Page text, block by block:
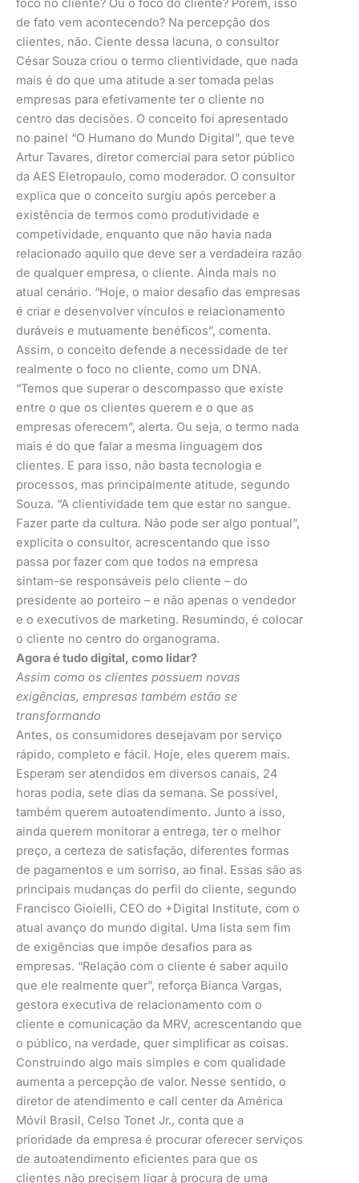
foco no cliente? Ou o foco do cliente? Porém, isso
de fato vem acontecendo? Na percepção dos
clientes, não. Ciente dessa lacuna, o consultor
César Souza criou o termo clientividade, que nada
mais é do que uma atitude a ser tomada pelas
empresas para efetivamente ter o cliente no
centro das decisões. O conceito foi apresentado
no painel “O Humano do Mundo Digital”, que teve
Artur Tavares, diretor comercial para setor público
da AES Eletropaulo, como moderador. O consultor
explica que o conceito surgiu após perceber a
existência de termos como produtividade e
competividade, enquanto que não havia nada
relacionado aquilo que deve ser a verdadeira razão
de qualquer empresa, o cliente. Ainda mais no
atual cenário. “Hoje, o maior desafio das empresas
é criar e desenvolver vínculos e relacionamento
duráveis e mutuamente benéficos”, comenta.
Assim, o conceito defende a necessidade de ter
realmente o foco no cliente, como um DNA.
“Temos que superar o descompasso que existe
entre o que os clientes querem e o que as
empresas oferecem”, alerta. Ou seja, o termo nada
mais é do que falar a mesma linguagem dos
clientes. E para isso, não basta tecnologia e
processos, mas principalmente atitude, segundo
Souza. “A clientividade tem que estar no sangue.
Fazer parte da cultura. Não pode ser algo pontual”,
explicita o consultor, acrescentando que isso
passa por fazer com que todos na empresa
sintam-se responsáveis pelo cliente – do
presidente ao porteiro – e não apenas o vendedor
e o executivos de marketing. Resumindo, é colocar
o cliente no centro do organograma.
Agora é tudo digital, como lidar?
Assim como os clientes possuem novas
exigências, empresas também estão se
transformando
Antes, os consumidores desejavam por serviço
rápido, completo e fácil. Hoje, eles querem mais.
Esperam ser atendidos em diversos canais, 24
horas podia, sete dias da semana. Se possível,
também querem autoatendimento. Junto a isso,
ainda querem monitorar a entrega, ter o melhor
preço, a certeza de satisfação, diferentes formas
de pagamentos e um sorriso, ao final. Essas são as
principais mudanças do perfil do cliente, segundo
Francisco Gioielli, CEO do +Digital Institute, com o
atual avanço do mundo digital. Uma lista sem fim
de exigências que impõe desafios para as
empresas. “Relação com o cliente é saber aquilo
que ele realmente quer”, reforça Bianca Vargas,
gestora executiva de relacionamento com o
cliente e comunicação da MRV, acrescentando que
o público, na verdade, quer simplificar as coisas.
Construindo algo mais simples e com qualidade
aumenta a percepção de valor. Nesse sentido, o
diretor de atendimento e call center da América
Móvil Brasil, Celso Tonet Jr., conta que a
prioridade da empresa é procurar oferecer serviços
de autoatendimento eficientes para que os
clientes não precisem ligar à procura de uma